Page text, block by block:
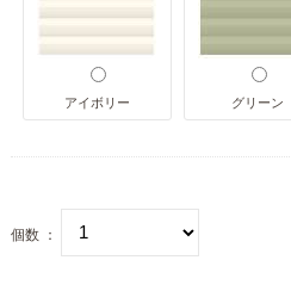
アイボリー グリーン
個数 ：